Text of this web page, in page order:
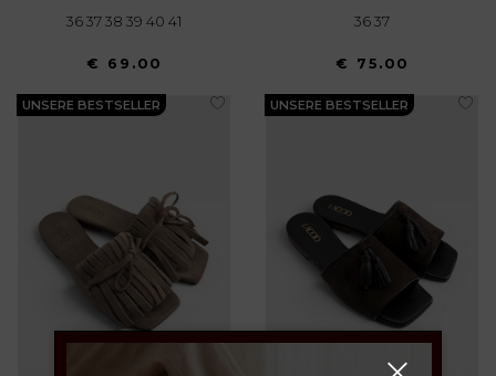
36 37 38 39 40 41
€ 69.00
36 37
€ 75.00
UNSERE BESTSELLER UNSERE BESTSELLER